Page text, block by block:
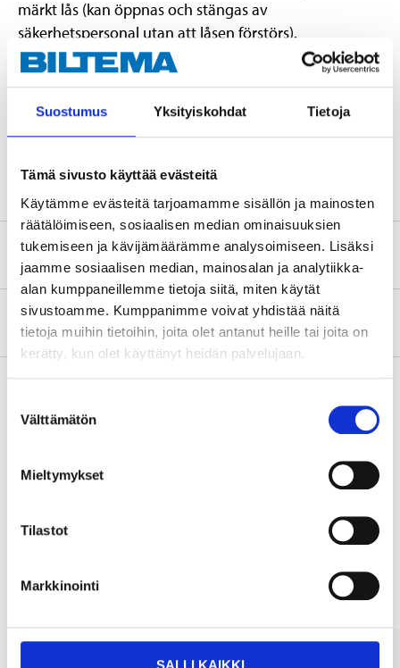
Suostumus Yksityiskohdat Tietoja
Tämä sivusto käyttää evästeitä
Käytämme evästeitä tarjoamamme sisällön ja mainosten
räätälöimiseen, sosiaalisen median ominaisuuksien
tukemiseen ja kävijämäärämme analysoimiseen. Lisäksi
jaamme sosiaalisen median, mainosalan ja analytiikka-
alan kumppaneillemme tietoja siitä, miten käytät
sivustoamme. Kumppanimme voivat yhdistää näitä
tietoja muihin tietoihin, joita olet antanut heille tai joita on
kerätty, kun olet käyttänyt heidän palvelujaan.
valinta
Välttämätön
Mieltymykset
Tilastot
Markkinointi
märkt lås (kan öppnas och stängas av
säkerhetspersonal utan att låsen förstörs).
Teknisk specifikation
Säkerhetsinformation och övriga dokument
Om tillverkaren